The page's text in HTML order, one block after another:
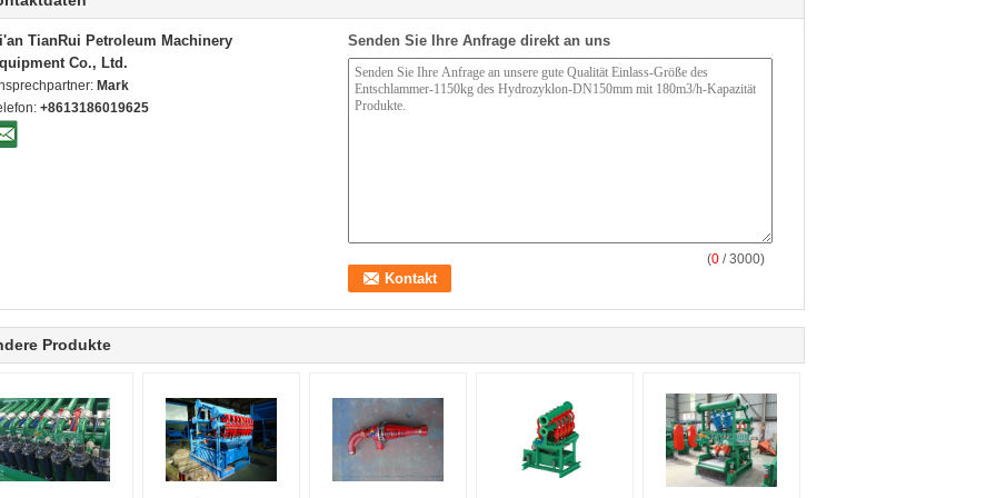
TianRui Petroleum Machinery
Co., Ltd.
Mark
+8613186019625
Senden Sie Ihre Anfrage direkt an uns
(0 / 3000)
Produkte